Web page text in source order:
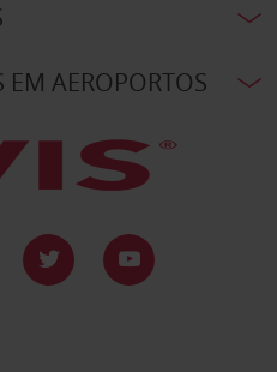
EM AEROPORTOS